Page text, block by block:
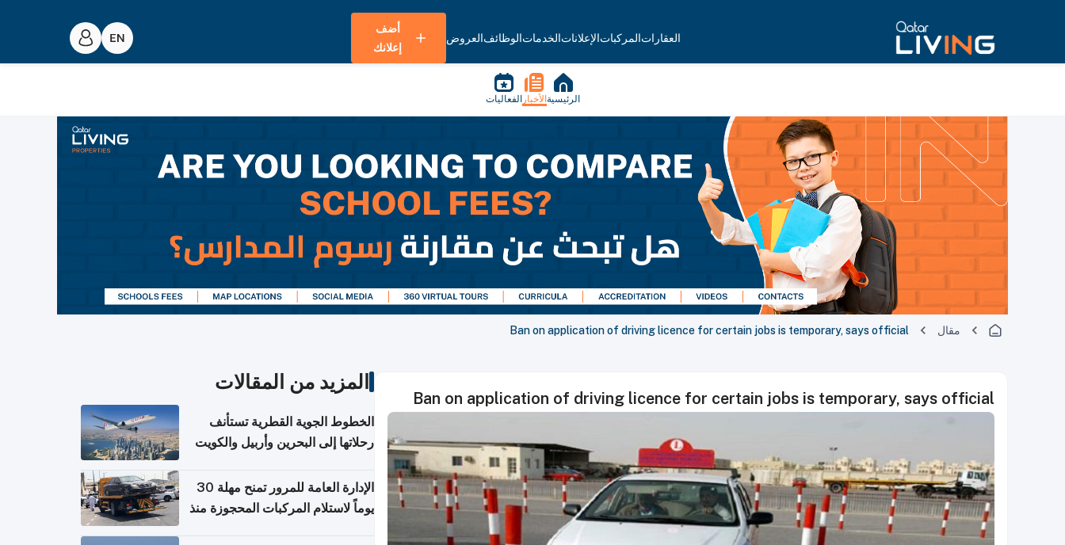
العقاراتالمركباتالإعلاناتالخدماتالوظائفالعروض
أضف
إعلانك
الرئيسية الأخبار الفعاليات
مقال Ban on application of driving licence for certain jobs is temporary, says official
Ban on application of driving licence for certain jobs is temporary, says official
المزيد من المقالات
الخطوط الجوية القطرية تستأنف
رحلاتها إلى البحرين وأربيل والكويت
الإدارة العامة للمرور تمنح مهلة 30
يوماً لاستلام المركبات المحجوزة منذ